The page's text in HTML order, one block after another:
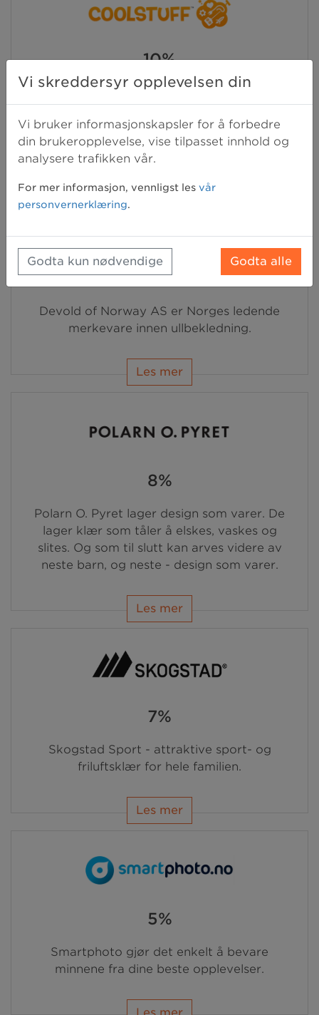
10%
CoolStuff.no har som mål å tilby sine kunder
de kuleste, lekreste og mest innovative
gadgets på markedet.
8%
Devold of Norway AS er Norges ledende
merkevare innen ullbekledning.
Les mer
8%
Polarn O. Pyret lager design som varer. De
lager klær som tåler å elskes, vaskes og
slites. Og som til slutt kan arves videre av
neste barn, og neste - design som varer.
Les mer
7%
Skogstad Sport - attraktive sport- og
friluftsklær for hele familien.
Les mer
5%
Smartphoto gjør det enkelt å bevare
minnene fra dine beste opplevelser.
Vi skreddersyr opplevelsen din
Vi bruker informasjonskapsler for å forbedre
din brukeropplevelse, vise tilpasset innhold og
analysere trafikken vår.
For mer informasjon, vennligst les vår
personvernerklæring.
Godta kun nødvendige Godta alle